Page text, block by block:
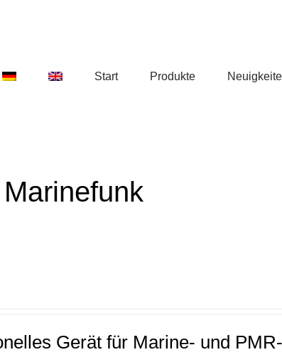
Start Produkte
Gerät für Marine- und